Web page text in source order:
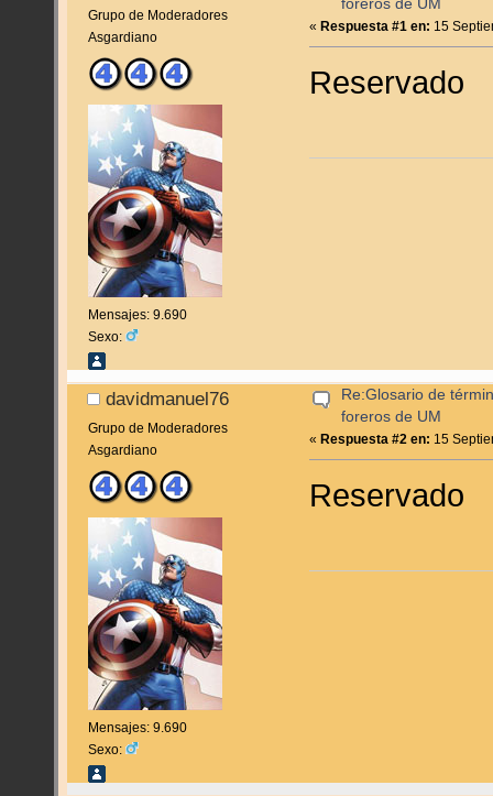
Grupo de Moderadores
Asgardiano
Mensajes: 9.690
Sexo:
foreros de UM
« Respuesta #1 en: 15
Reservado
davidmanuel76
Grupo de Moderadores
Asgardiano
Mensajes: 9.690
Sexo:
Re:Glosario de
foreros de UM
« Respuesta #2 en: 15
Reservado